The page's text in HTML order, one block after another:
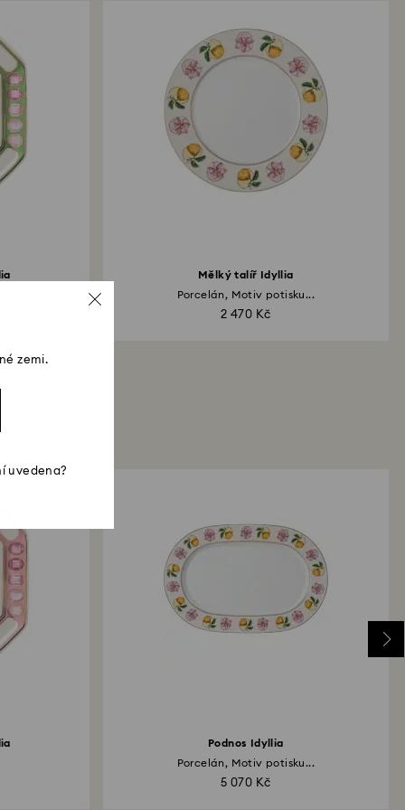
Mělký talíř Idyllia
Porcelán, Motiv potisku...
2 470 Kč
Podnos Idyllia
Porcelán, Motiv potisku...
5 070 Kč
zemi.
uvedena?